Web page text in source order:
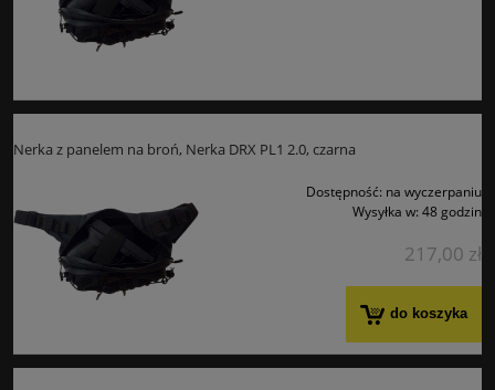
Nerka z panelem na broń, Nerka DRX PL1 2.0, czarna
Dostępność: na wyczerpaniu
Wysyłka w: 48 godzin
217,00 zł
do koszyka